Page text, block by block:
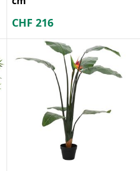
CHF 216